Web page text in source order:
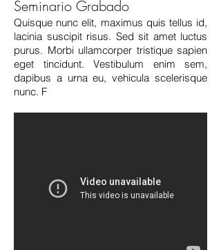
Seminario Grabado
Quisque nunc elit, maximus quis tellus id,
lacinia suscipit risus. Sed sit amet luctus
purus. Morbi ullamcorper tristique sapien
eget tincidunt. Vestibulum enim sem,
dapibus a urna eu, vehicula scelerisque
nunc. F